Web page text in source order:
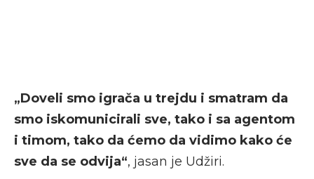
„Doveli smo igrača u trejdu i smatram da
smo iskomunicirali sve, tako i sa agentom
i timom, tako da ćemo da vidimo kako će
sve da se odvija“, jasan je Udžiri.